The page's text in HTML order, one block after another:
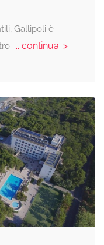
Gallipoli è
... continua: >